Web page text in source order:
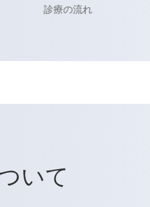
ED治療薬それぞれの説明
いて